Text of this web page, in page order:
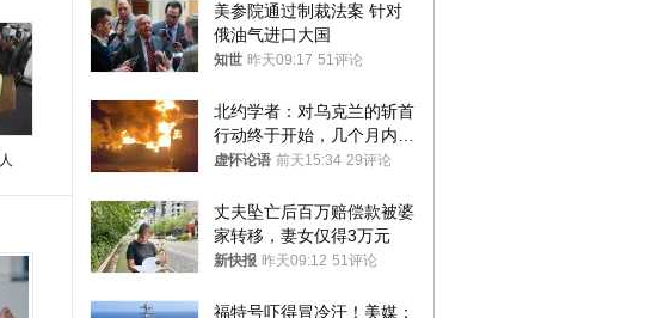
美参院通过制裁法案 针对
俄油气进口大国
知世 昨天09:17 51评论
北约学者：对乌克兰的斩首
行动终于开始，几个月内乌
将投降
虚怀论语 前天15:34 29评论
丈夫坠亡后百万赔偿款被婆
家转移，妻女仅得3万元
新快报 昨天09:12 51评论
福特号吓得冒冷汗！美媒：